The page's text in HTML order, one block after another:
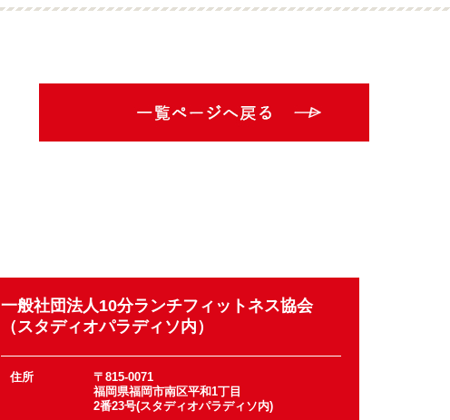
一般社団法人10分ランチフィットネス協会
（スタディオパラディソ内）
住所
〒815-0071
福岡県福岡市南区平和1丁目
2番23号(スタディオパラディソ内)